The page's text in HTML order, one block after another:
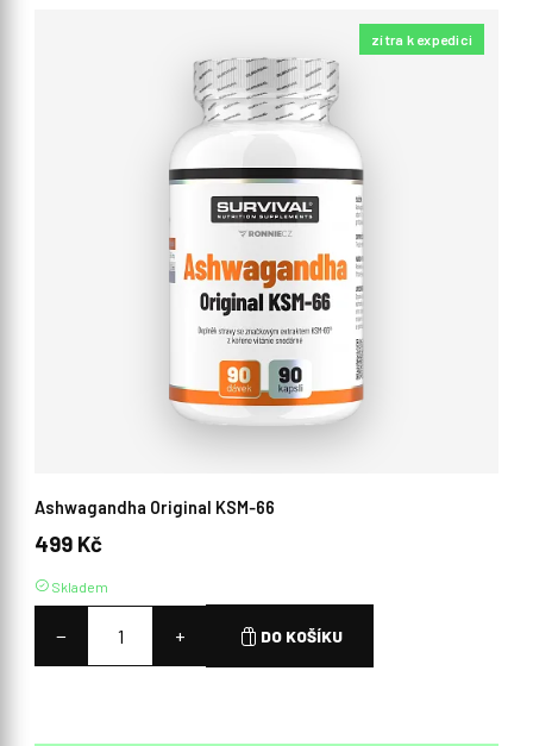
zítra k expedici
Ashwagandha Original KSM‑66
499 Kč
Skladem
− + DO KOŠÍKU